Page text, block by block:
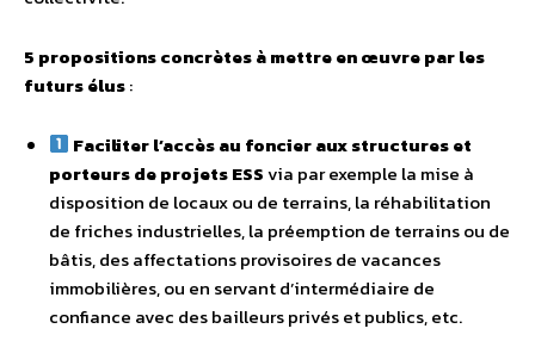
5 propositions concrètes à mettre en œuvre par les
futurs élus:
Faciliter l’accès au foncier aux structures et
porteurs de projets ESSvia par exemple la mise à
disposition de locaux ou de terrains, la réhabilitation
de friches industrielles, la préemption de terrains ou de
bâtis, des affectations provisoires de vacances
immobilières, ou en servant d’intermédiaire de
confiance avec des bailleurs privés et publics, etc.